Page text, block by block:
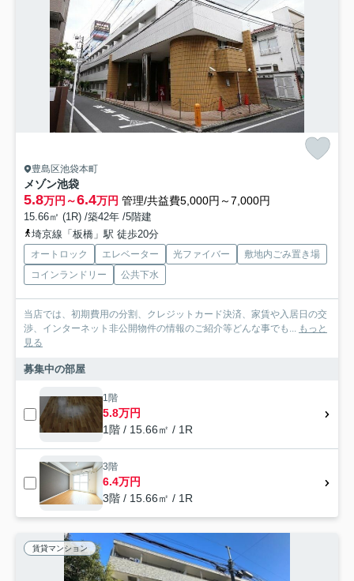
豊島区池袋本町
メゾン池袋
5.8万円～6.4万円 管理/共益費5,000円～7,000円
15.66㎡ (1R) /築42年 /5階建
埼京線「板橋」駅 徒歩20分
オートロック エレベーター 光ファイバー
敷地内ごみ置き場
コインランドリー
公共下水
当店では、初期費用の分割、クレジットカード決済、家賃や入居日の交
渉、インターネット非公開物件の情報のご紹介等どんな事でも... もっと
見る
募集中の部屋
1階
5.8万円
1階 / 15.66㎡ / 1R
3階
6.4万円
3階 / 15.66㎡ / 1R
賃貸マンション